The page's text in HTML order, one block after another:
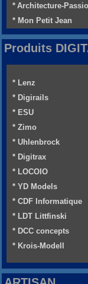
* Architecture-
* Mon Petit Jean
Produits
* Lenz
* Digirails
* ESU
* Zimo
* Uhlenbrock
* Digitrax
* LOCOIO
* YD Models
* CDF Informatique
* LDT Littfinski
* DCC concepts
* Krois-Modell